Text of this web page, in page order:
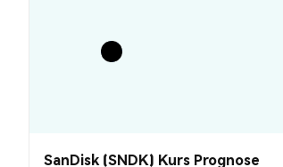
SanDisk (SNDK) Kurs Prognose